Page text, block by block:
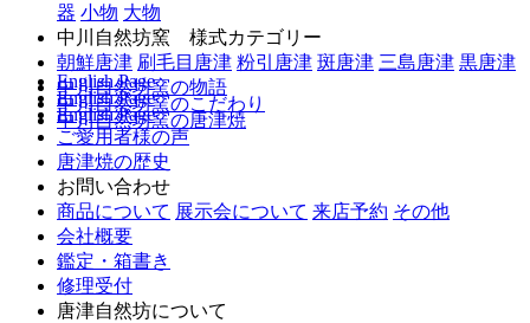
器 小物 大物
中川自然坊窯 様式カテゴリー
朝鮮唐津 刷毛目唐津 粉引唐津 斑唐津 三島唐津 黒唐津
中川自然坊窯の物語
English Page
中川自然坊窯のこだわり
English Page
中川自然坊窯の唐津焼
English Page
ご愛用者様の声
唐津焼の歴史
お問い合わせ
商品について 展示会について 来店予約 その他
会社概要
鑑定・箱書き
修理受付
唐津自然坊について